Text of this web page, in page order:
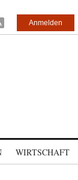
Anmelden
WIRTSCHAFT